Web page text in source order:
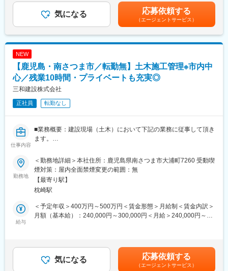
ル)、鳴滝駅、六地蔵駅(奈良線)、二条城前駅、観月橋駅、南公園
駅、摂津本山駅、湊川駅、神戸三宮駅(阪急・神戸高速)、春日野道
駅(阪急線)、新長田駅、中山観音駅、紀伊中ノ島駅、聖マリア病院
前駅、東中間駅、佐世保中央駅、西鉄香椎駅、金山駅(福岡県)、名
鉄名古屋駅、丸の内駅(愛知県)、栄町駅(愛知県)、久屋大通駅、高
う四日市駅、新大阪駅、南新宿駅、西鉄福岡駅、旭橋駅、六本木
一丁目駅、泉岳寺駅、御成門駅、内幸町駅、赤坂見附駅、西日暮
里駅(舎人ライナー)、下落合駅、東新宿駅、虎ノ門駅、岩本町駅、
京橋駅(東京都)、京成関屋駅、御徒町駅、大森海岸駅、銀座一丁目
駅、茅場町駅、馬喰町駅、東池袋駅、曳舟駅、西横浜駅、横浜
駅、日本大通り駅、市川真間駅、鬼越駅、京成千葉駅、川越市
駅、あおば通駅、野田駅(阪神線)、四天王寺前夕陽ケ丘駅、大国町
駅、森小路駅、昭和町駅(大阪府)、針中野駅、花園町駅、細井川
駅、梅田駅(地下鉄)、天満橋駅、北浜駅(大阪府)、なんば駅(南海
駅、亀島駅、国際センター駅、矢場町駅、第一通り駅、近鉄四日
市駅
・家づくりのヒアリング（家族構成・予算など）
・土地や物件の提案
※イベント・広告経由の来場対応がメイン
■組織構成：
来場数を重視した集客体制があり、営業未経験でも提案機会が豊
富です。
〇ノルマなし×高収入…
個人に厳しいノルマはありません。
一方で成果はしっかり評価され、年収700万円以上も可能です。
〇働きやすさ◎…
長く続けやすい環境です。
年間100棟以上の施工実績があり、お客様満足度の高い家づくり
円（一律手当を含む）＜昇給有無＞有＜残業手当＞有＜給与補足
＞■昇給：年1回（4月）■賞与：年2回（7月・12月）■その他固定
手当：車両手当（5,000円）モデル年収：年収556万円 / 営業
職 経験2年年収745万円 / 営業職 経験4年賃金はあくまでも
目安の金額であり、選考を通じて上下する可能性があります。月
気になる 応募依頼する
（エージェントサービス）
NEW
【鹿児島・南さつま市／転勤無】土木施工管理※市内中
心／残業10時間・プライベートも充実◎
三和建設株式会社
正社員 転勤なし
仕事内容
■業務概要：建設現場（土木）において下記の業務に従事して頂き
ます。
・予算管理(必要経費の計算、実費の把握)
・工程管理(工事が効率的に進むように段取る)
・下請け工事業者の手配
・資材置き場の確保/工事用電源の確保
・工事開始時の近隣への挨拶
■組織構成：
現場作業員も含む施工管理に関わる方々15名(40代2名/50代4名/60
・受注金額…1件あたりの工事受注額は1000万～7000万が主な受
注金額です。
・工期…1件あたりの工期は4ヶ月～10ヶ月が主です
勤務地
＜勤務地詳細＞本社住所：鹿児島県南さつま市大浦町7260 受動喫
煙対策：屋内全面禁煙変更の範囲：無
【最寄り駅】
枕崎駅
給与
＜予定年収＞400万円～500万円＜賃金形態＞月給制＜賃金内訳＞
月額（基本給）：240,000円～300,000円＜月給＞240,000円～
す。月給(月額)は固定手当を含めた表記です。
気になる 応募依頼する
（エージェントサービス）